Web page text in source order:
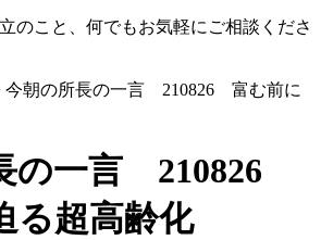
のこと、何でもお気軽にご相談くださ
今朝の所長の一言 210826 富む前に
の一言 210826
る超高齢化